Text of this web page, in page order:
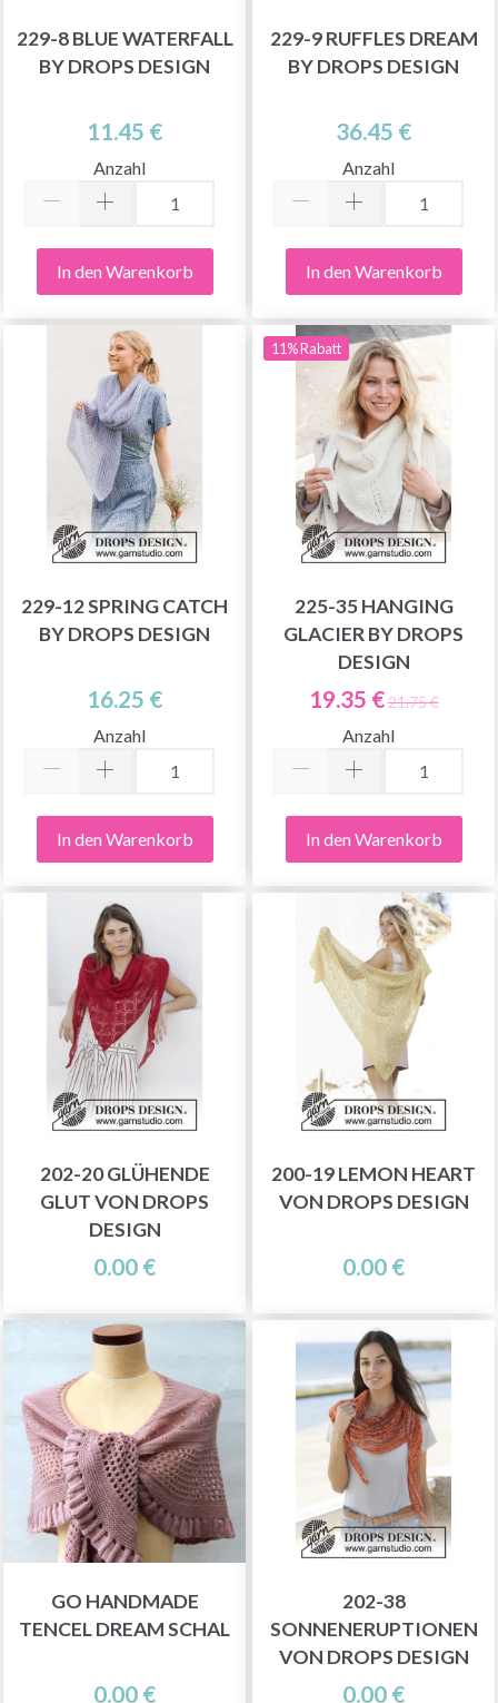
229-8 BLUE WATERFALL
BY DROPS DESIGN
11.45 €
Anzahl
In den Warenkorb
229-9 RUFFLES DREAM
BY DROPS DESIGN
36.45 €
Anzahl
In den Warenkorb
229-12 SPRING CATCH
BY DROPS DESIGN
16.25 €
Anzahl
In den Warenkorb
11% Rabatt
225-35 HANGING
GLACIER BY DROPS
DESIGN
19.35 €21.75 €
Anzahl
In den Warenkorb
202-20 GLÜHENDE
GLUT VON DROPS
DESIGN
0.00 €
200-19 LEMON HEART
VON DROPS DESIGN
0.00 €
GO HANDMADE
TENCEL DREAM SCHAL
0.00 €
202-38
SONNENERUPTIONEN
VON DROPS DESIGN
0.00 €